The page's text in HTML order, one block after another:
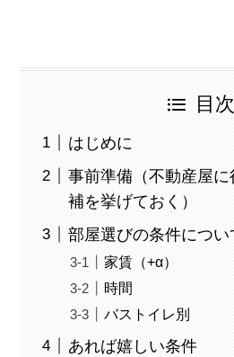
目次
はじめに
事前準備（不動産屋
補を挙げておく）
部屋選びの条件につ
家賃（+α）
時間
バストイレ別
あれば嬉しい条件